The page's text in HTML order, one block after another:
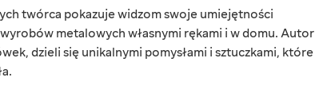
twórca pokazuje widzom swoje umiejętności
metalowych własnymi rękami i w domu. Autor
dzieli się unikalnymi pomysłami i sztuczkami, które